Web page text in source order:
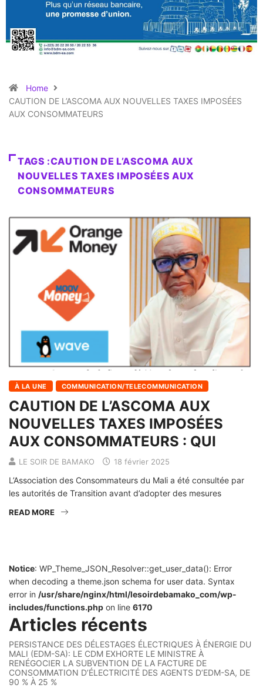
Home
CAUTION DE L’ASCOMA AUX NOUVELLES TAXES IMPOSÉES
AUX CONSOMMATEURS
TAGS :CAUTION DE L’ASCOMA AUX
NOUVELLES TAXES IMPOSÉES AUX
CONSOMMATEURS
À LA UNE COMMUNICATION/TELECOMMUNICATION
CAUTION DE L’ASCOMA AUX
NOUVELLES TAXES IMPOSÉES
AUX CONSOMMATEURS : QUI
LE SOIR DE BAMAKO 18 février 2025
L’Association des Consommateurs du Mali a été consultée par
les autorités de Transition avant d’adopter des mesures
READ MORE
Notice: WP_Theme_JSON_Resolver::get_user_data(): Error
when decoding a theme.json schema for user data. Syntax
error in /usr/share/nginx/html/lesoirdebamako_com/wp-
includes/functions.php on line 6170
Articles récents
PERSISTANCE DES DÉLESTAGES ÉLECTRIQUES À ÉNERGIE DU
MALI (EDM-SA): LE CDM EXHORTE LE MINISTRE À
RENÉGOCIER LA SUBVENTION DE LA FACTURE DE
CONSOMMATION D’ÉLECTRICITÉ DES AGENTS D’EDM-SA, DE
90 % À 25 %